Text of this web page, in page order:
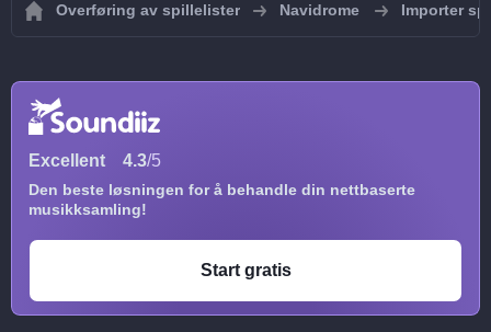
Overføring av spillelister Navidrome Importer
Excellent 4.3/5
Den beste løsningen for å behandle din nettbaserte
musikksamling!
Start gratis